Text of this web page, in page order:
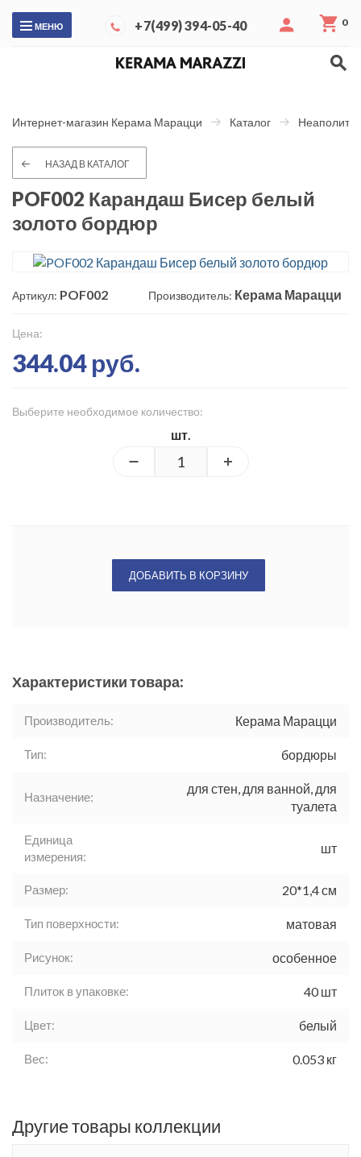
МЕНЮ +7(499) 394-05-40 0
Интернет-магазин Керама Марацци Каталог
НАЗАД В КАТАЛОГ
POF002 Карандаш Бисер белый
золото бордюр
Артикул: POF002 Производитель: Керама Марацци
Цена:
344.04 руб.
Выберите необходимое количество:
шт.
ДОБАВИТЬ В КОРЗИНУ
Характеристики товара:
Производитель: Керама Марацци
Тип: бордюры
Назначение:
для стен, для ванной, для
туалета
Единица
измерения:
шт
Размер: 20*1,4 см
Тип поверхности: матовая
Рисунок: особенное
Плиток в упаковке: 40 шт
Цвет: белый
Вес: 0.053 кг
Другие товары коллекции